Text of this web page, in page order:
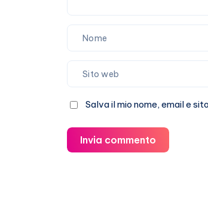
Salva il mio nome, email e
Invia commento